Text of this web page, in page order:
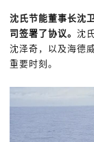
沈氏节能董事长沈
司签署了协议。沈
沈泽奇，以及海德
重要时刻。